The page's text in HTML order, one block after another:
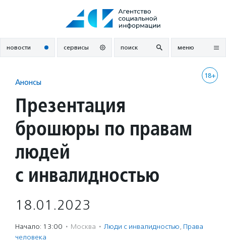
новости сервисы поиск меню
18+
Анонсы
Презентация
брошюры по правам
людей
с инвалидностью
18.01.2023
Начало: 13:00 · Москва · Люди с инвалидностью, Права
человека